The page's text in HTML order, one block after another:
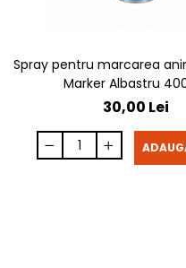
Spray pentru marcarea
Marker Albastru
30,00 Lei